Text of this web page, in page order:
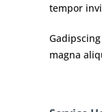
tempor
magna